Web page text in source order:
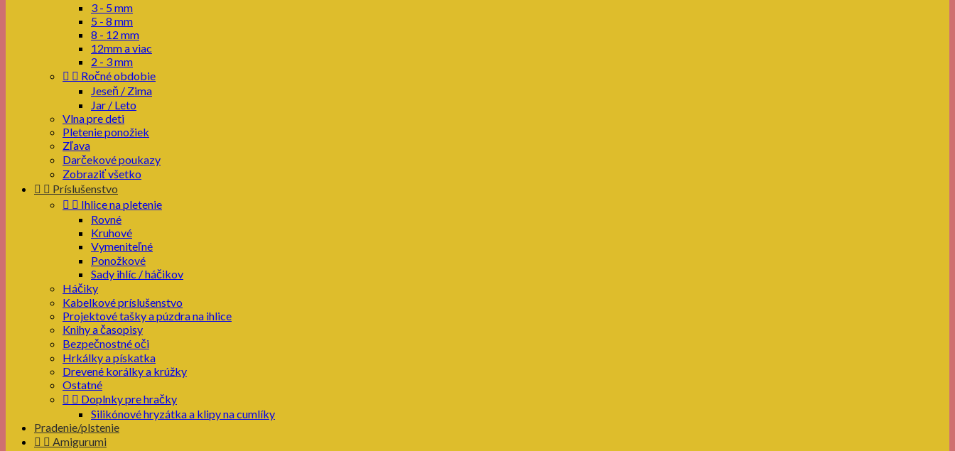
3 - 5 mm
5 - 8 mm
8 - 12 mm
12mm a viac
2 - 3 mm
  Ročné obdobie
Jeseň / Zima
Jar / Leto
Vlna pre deti
Pletenie ponožiek
Zľava
Darčekové poukazy
Zobraziť všetko
  Príslušenstvo
  Ihlice na pletenie
Rovné
Kruhové
Vymeniteľné
Ponožkové
Sady ihlíc / háčikov
Háčiky
Kabelkové príslušenstvo
Projektové tašky a púzdra na ihlice
Knihy a časopisy
Bezpečnostné oči
Hrkálky a pískatka
Drevené korálky a krúžky
Ostatné
  Doplnky pre hračky
Silikónové hryzátka a klipy na cumlíky
Pradenie/plstenie
  Amigurumi